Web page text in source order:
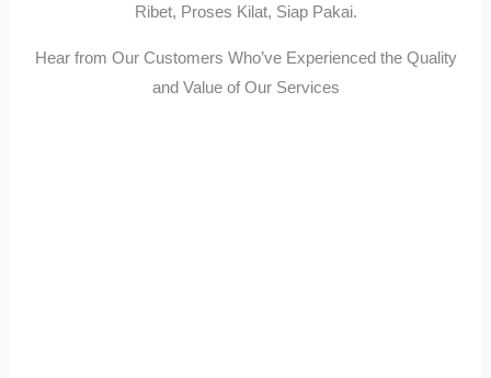
Ribet, Proses Kilat, Siap Pakai.
Hear from Our Customers Who’ve Experienced the Quality
and Value of Our Services